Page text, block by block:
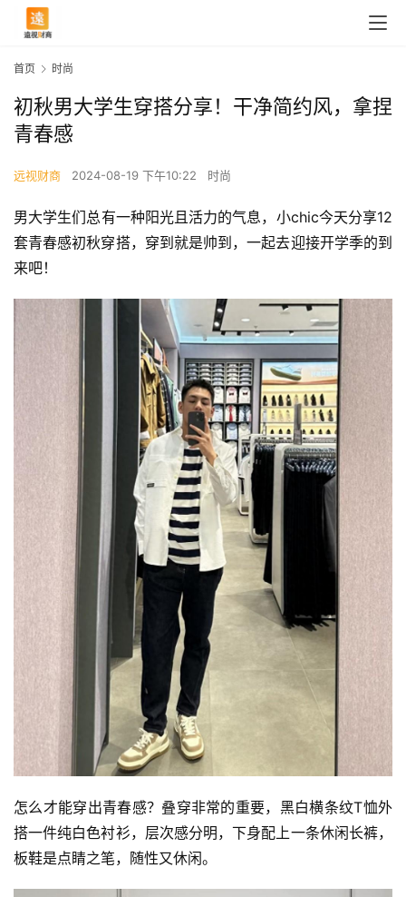
首页 时尚
初秋男大学生穿搭分享！干净简约风，拿捏
青春感
远视财商 2024-08-19 下午10:22 时尚
男大学生们总有一种阳光且活力的气息，小chic今天分享12
套青春感初秋穿搭，穿到就是帅到，一起去迎接开学季的到
来吧！
怎么才能穿出青春感？叠穿非常的重要，黑白横条纹T恤外
搭一件纯白色衬衫，层次感分明，下身配上一条休闲长裤，
板鞋是点睛之笔，随性又休闲。